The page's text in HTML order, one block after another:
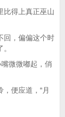
比得上真正巫山
回，偏偏这个时
微微嘟起，俏
便应道，“月